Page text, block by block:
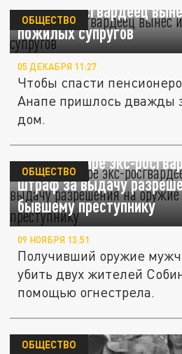
В Анапе росгвардеец
пожилых супругов
ОБЩЕСТВО
05 ДЕКАБРЯ 11:27
Чтобы спасти
Анапе пришлось дважды
дом.
Во Владимире экс-
штраф за выдачу
бывшему преступнику
ОБЩЕСТВО
09 НОЯБРЯ 13:51
Получивший оружие
убить двух жителей
помощью огнестрела.
ОБЩЕСТВО